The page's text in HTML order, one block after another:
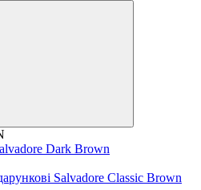
Dark Brown